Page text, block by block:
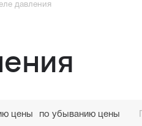
давления
цены по убыванию цены